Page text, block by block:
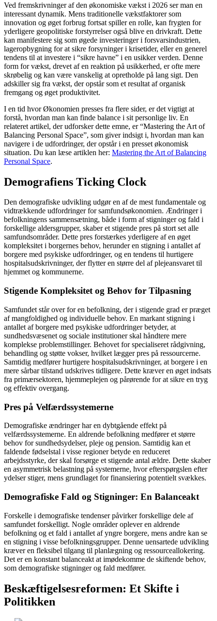
Ved fremskrivninger af den økonomiske vækst i 2026 ser man en
interessant dynamik. Mens traditionelle vækstfaktorer som
innovation og øget forbrug fortsat spiller en rolle, kan frygten for
yderligere geopolitiske forstyrrelser også blive en drivkraft. Dette
kan manifestere sig som øgede investeringer i forsvarsindustrien,
lageropbygning for at sikre forsyninger i krisetider, eller en generel
tendens til at investere i “sikre havne” i en usikker verden. Denne
form for vækst, drevet af en reaktion på usikkerhed, er ofte mere
skrøbelig og kan være vanskelig at opretholde på lang sigt. Den
adskiller sig fra vækst, der opstår som et resultat af organisk
fremgang og øget produktivitet.
I en tid hvor Økonomien presses fra flere sider, er det vigtigt at
forstå, hvordan man kan finde balance i sit personlige liv. En
relateret artikel, der udforsker dette emne, er “Mastering the Art of
Balancing Personal Space”, som giver indsigt i, hvordan man kan
navigere i de udfordringer, der opstår i en presset økonomisk
situation. Du kan læse artiklen her: Mastering the Art of Balancing
Personal Space.
Demografiens Ticking Clock
Den demografiske udvikling udgør en af de mest fundamentale og
vidtrækkende udfordringer for samfundsøkonomien. Ændringer i
befolkningens sammensætning, både i form af stigninger og fald i
forskellige aldersgrupper, skaber et stigende pres på stort set alle
samfundsområder. Dette pres forstærkes yderligere af en øget
kompleksitet i borgernes behov, herunder en stigning i antallet af
borgere med psykiske udfordringer, og en tendens til hurtigere
hospitalsudskrivninger, der flytter en større del af plejeansvaret til
hjemmet og kommunerne.
Stigende Kompleksitet og Behov for Tilpasning
Samfundet står over for en befolkning, der i stigende grad er præget
af mangfoldighed og individuelle behov. En markant stigning i
antallet af borgere med psykiske udfordringer betyder, at
sundhedsvæsenet og sociale institutioner skal håndtere mere
komplekse problemstillinger. Behovet for specialiseret rådgivning,
behandling og støtte vokser, hvilket lægger pres på ressourcerne.
Samtidig medfører hurtigere hospitalsudskrivninger, at borgere i en
mere sårbar tilstand udskrives tidligere. Dette kræver en øget indsats
fra primærsektoren, hjemmeplejen og pårørende for at sikre en tryg
og effektiv overgang.
Pres på Velfærdssystemerne
Demografiske ændringer har en dybtgående effekt på
velfærdssystemerne. En aldrende befolkning medfører et større
behov for sundhedsydelser, pleje og pension. Samtidig kan et
faldende fødselstal i visse regioner betyde en reduceret
arbejdsstyrke, der skal forsørge et stigende antal ældre. Dette skaber
en asymmetrisk belastning på systemerne, hvor efterspørgslen efter
ydelser stiger, mens grundlaget for finansiering potentielt svækkes.
Demografiske Fald og Stigninger: En Balanceakt
Forskelle i demografiske tendenser påvirker forskellige dele af
samfundet forskelligt. Nogle områder oplever en aldrende
befolkning og et fald i antallet af yngre borgere, mens andre kan se
en stigning i visse befolkningsgrupper. Denne uensartede udvikling
kræver en fleksibel tilgang til planlægning og ressourceallokering.
Det er en konstant balanceakt at imødekomme de skiftende behov,
som demografiske stigninger og fald medfører.
Beskæftigelsesreformen: Et Skifte i
Politikken